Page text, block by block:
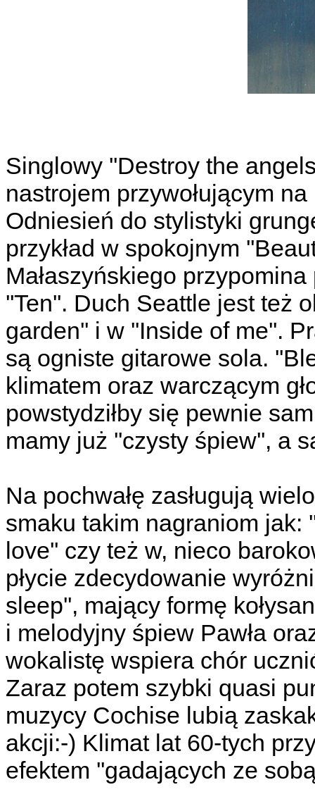
Singlowy ''Destroy the
nastrojem przywołującym
Odniesień do stylistyki
przykład w spokojnym
Małaszyńskiego
''Ten''. Duch Seattle jest też
garden'' i w ''Inside of me''.
są ogniste gitarowe sola.
klimatem oraz warczącym
powstydziłby się pewnie
mamy już ''czysty śpiew'', a
Na pochwałę zasługują
smaku takim nagraniom jak:
love'' czy też w, nieco
płycie zdecydowanie
sleep'', mający formę
i melodyjny śpiew Pawła
wokalistę wspiera chór
Zaraz potem szybki quasi
muzycy Cochise lubią
akcji:-) Klimat lat 60-tych
efektem ''gadających ze